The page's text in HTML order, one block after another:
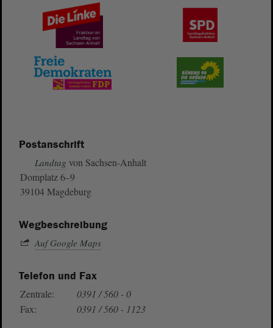
Postanschrift
Landtag von Sachsen-Anhalt
Domplatz 6–9
39104 Magdeburg
Wegbeschreibung
Auf Google Maps
Telefon und Fax
Zentrale:
0391 / 560 - 0
Fax:
0391 / 560 - 1123